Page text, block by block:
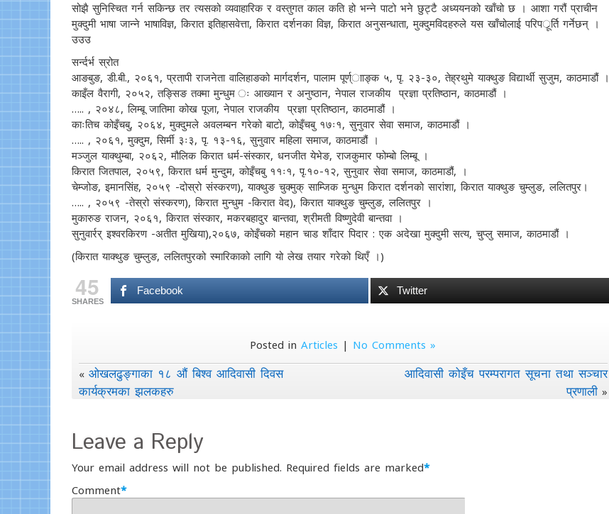
सोझै सुनिस्चित गर्न सकिन्छ तर त्यसको व्यवाहारिक र वस्तुगत काल कति हो भन्ने पाटो भने छुट्टै अध्ययनको खाँचो छ । आशा गरौं प्राचीन
मुक्दुमी भाषा जान्ने भाषाविज्ञ, किरात इतिहासवेत्ता, किरात दर्शनका विज्ञ, किरात अनुसन्धाता, मुक्दुमविदहरुले यस खाँचोलाई परिपर्ूर्ति गर्नेछन् ।
उउउ
सर्न्दर्भ स्रोत
आङबुङ, डी.बी., २०६१, प्रतापी राजनेता वालिहाङको मार्गदर्शन, पालाम पूर्ण्ााङ्क ५, पृ. २३-३०, तेह्रथुमे याक्थुङ विद्यार्थी सुजुम, काठमाडौं ।
काइँल वैरागी, २०५२, तङ्सिङ तक्मा मुन्धुम ः आख्यान र अनुष्ठान, नेपाल राजकीय प्रज्ञा प्रतिष्ठान, काठमाडौं ।
….. , २०४८, लिम्बू जातिमा कोख पूजा, नेपाल राजकीय प्रज्ञा प्रतिष्ठान, काठमाडौं ।
काःतिच कोइँचबु, २०६४, मुक्दुमले अवलम्बन गरेको बाटो, कोइँचबु १७ः१, सुनुवार सेवा समाज, काठमाडौं ।
….. , २०६१, मुक्दुम, सिर्मी ३ः३, पृ. १३-१६, सुनुवार महिला समाज, काठमाडौं ।
मञ्जुल याक्थुम्बा, २०६२, मौलिक किरात धर्म-संस्कार, धनजीत येभेङ, राजकुमार फोम्बो लिम्बू ।
किरात जितपाल, २०५९, किरात धर्म मुन्दुम, कोइँचबु ११ः१, पृ.१०-१२, सुनुवार सेवा समाज, काठमाडौं, ।
चेम्जोङ, इमानसिंह, २०५९ -दोस्रो संस्करण), याक्थुङ चुक्मुक् साम्जिक मुन्धुम किरात दर्शनको सारांशा, किरात याक्थुङ चुम्लुङ, ललितपुर।
….. , २०५९ -तेस्रो संस्करण), किरात मुन्धुम -किरात वेद), किरात याक्थुङ चुम्लुङ, ललितपुर ।
मुकारुङ राजन, २०६१, किरात संस्कार, मकरबहादुर बान्तवा, श्रीमती विष्णुदेवी बान्तवा ।
सुनुवार्रर् इश्वरकिरण -अतीत मुखिया),२०६७, कोइँचको महान चाड शाँदार पिदार : एक अदेखा मुक्दुमी सत्य, चुप्लु समाज, काठमाडौं ।
(किरात याक्थुङ चुम्लुङ, ललितपुरको स्मारिकाको लागि यो लेख तयार गरेको थिएँ ।)
45
SHARES
Facebook Twitter
Posted inArticles | No Comments »
« ओखलढुङ्गाका १८ औं बिश्व आदिवासी दिवस
कार्यक्रमका झलकहरु
आदिवासी कोइँच परम्परागत सूचना तथा सञ्चार
प्रणाली »
Leave a Reply
Your email address will not be published. Required fields are marked*
Comment*